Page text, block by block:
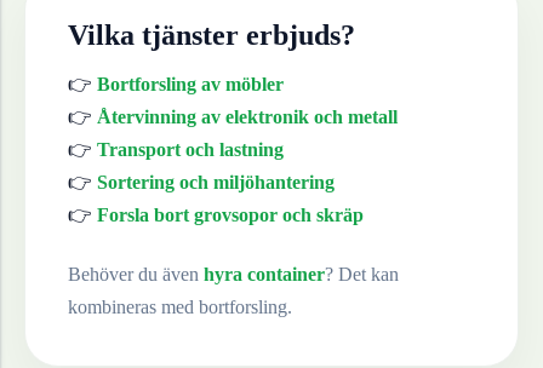
Vilka tjänster erbjuds?
👉 Bortforsling av möbler
👉 Återvinning av elektronik och metall
👉 Transport och lastning
👉 Sortering och miljöhantering
👉 Forsla bort grovsopor och skräp
Behöver du även hyra container? Det kan
kombineras med bortforsling.